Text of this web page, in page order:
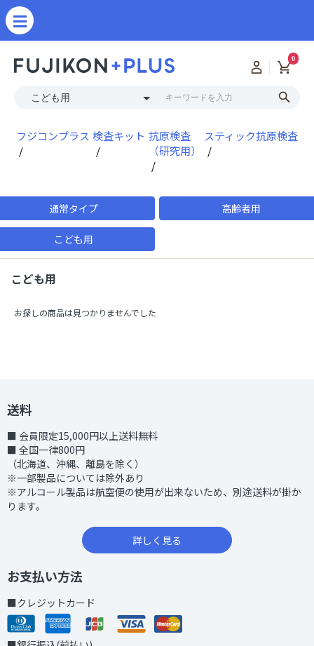
0
フジコンプラス 検査キット 抗原検査
（研究用）
スティック抗原検査
通常タイプ 高齢者用
こども用
こども用
お探しの商品は見つかりませんでした
送料
■ 会員限定15,000円以上送料無料
■ 全国一律800円
（北海道、沖縄、離島を除く）
※一部製品については除外あり
※アルコール製品は航空便の使用が出来ないため、別途送料が掛か
ります。
詳しく見る
お支払い方法
■クレジットカード